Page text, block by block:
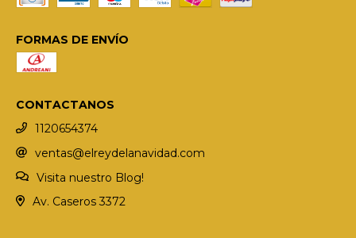
FORMAS DE ENVÍO
CONTACTANOS
1120654374
ventas@elreydelanavidad.com
Visita nuestro Blog!
Av. Caseros 3372